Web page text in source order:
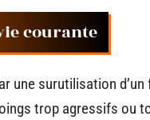
courante
une surutilisation
trop agressifs ou